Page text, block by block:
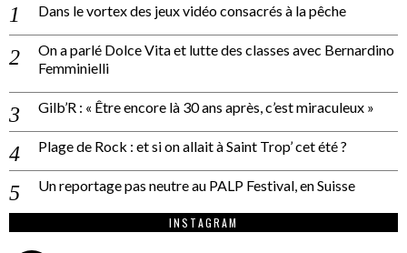
Dans le vortex des jeux vidéo consacrés à la pêche
On a parlé Dolce Vita et lutte des classes avec Bernardino
Femminielli
Gilb’R : « Être encore là 30 ans après, c’est miraculeux »
Plage de Rock : et si on allait à Saint Trop’ cet été ?
Un reportage pas neutre au PALP Festival, en Suisse
INSTAGRAM